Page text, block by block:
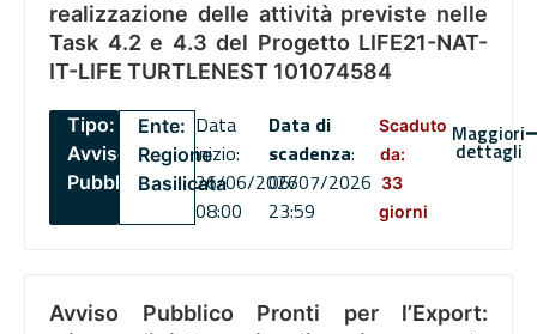
realizzazione delle attività previste nelle
Task 4.2 e 4.3 del Progetto LIFE21-NAT-
IT-LIFE TURTLENEST 101074584
Tipo:
Avviso
Pubblico
Ente:
Regione
Basilicata
Data
inizio:
26/06/2026
08:00
Data di
scadenza:
06/07/2026
23:59
Scaduto
da:
33
giorni
Maggiori
dettagli
Avviso Pubblico Pronti per l’Export: